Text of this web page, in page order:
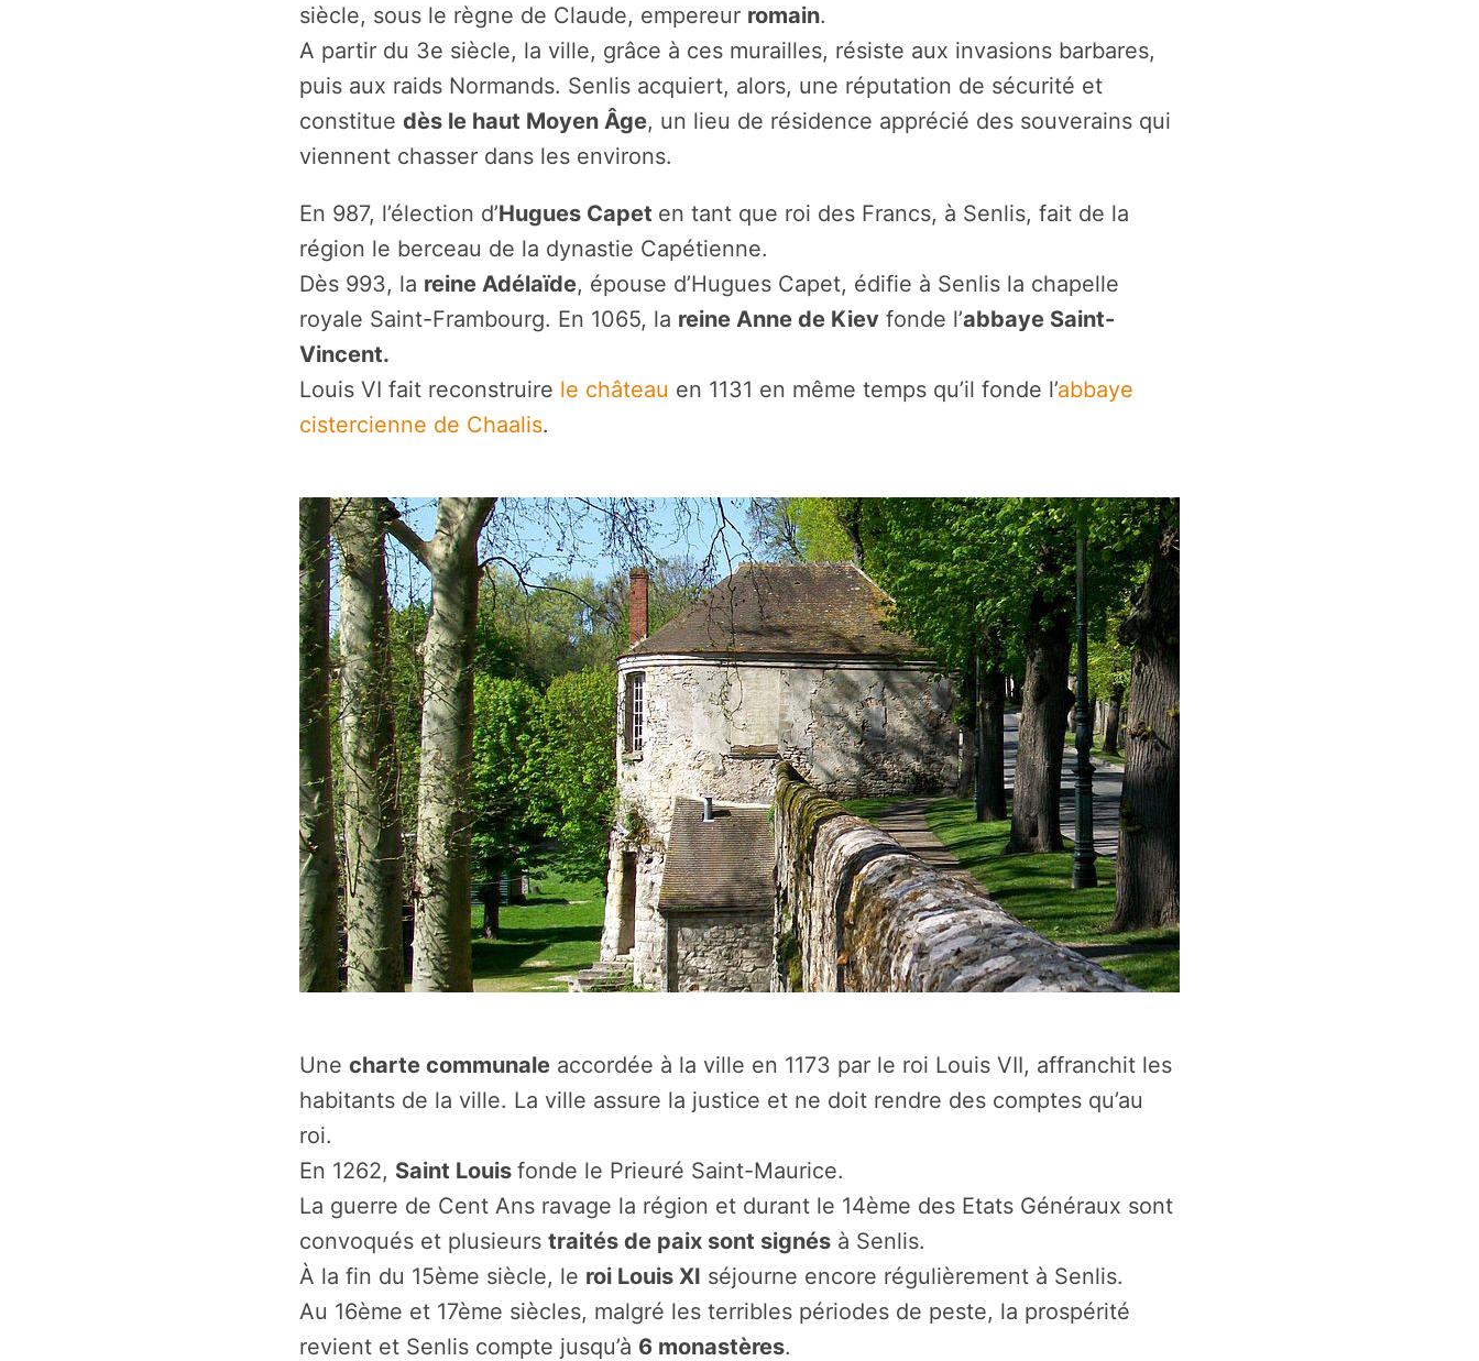
siècle, sous le règne de Claude, empereur romain.
A partir du 3e siècle, la ville, grâce à ces murailles, résiste aux invasions barbares,
puis aux raids Normands. Senlis acquiert, alors, une réputation de sécurité et
constitue dès le haut Moyen Âge, un lieu de résidence apprécié des souverains qui
viennent chasser dans les environs.
En 987, l’élection d’Hugues Capet en tant que roi des Francs, à Senlis, fait de la
région le berceau de la dynastie Capétienne.
Dès 993, la reine Adélaïde, épouse d’Hugues Capet, édifie à Senlis la chapelle
royale Saint-Frambourg. En 1065, la reine Anne de Kiev fonde l’abbaye Saint-
Vincent.
Louis VI fait reconstruire le château en 1131 en même temps qu’il fonde l’abbaye
cistercienne de Chaalis.
Une charte communale accordée à la ville en 1173 par le roi Louis VII, affranchit les
habitants de la ville. La ville assure la justice et ne doit rendre des comptes qu’au
roi.
En 1262, Saint Louis fonde le Prieuré Saint-Maurice.
La guerre de Cent Ans ravage la région et durant le 14ème des Etats Généraux sont
convoqués et plusieurs traités de paix sont signés à Senlis.
À la fin du 15ème siècle, le roi Louis XI séjourne encore régulièrement à Senlis.
Au 16ème et 17ème siècles, malgré les terribles périodes de peste, la prospérité
revient et Senlis compte jusqu’à 6 monastères.